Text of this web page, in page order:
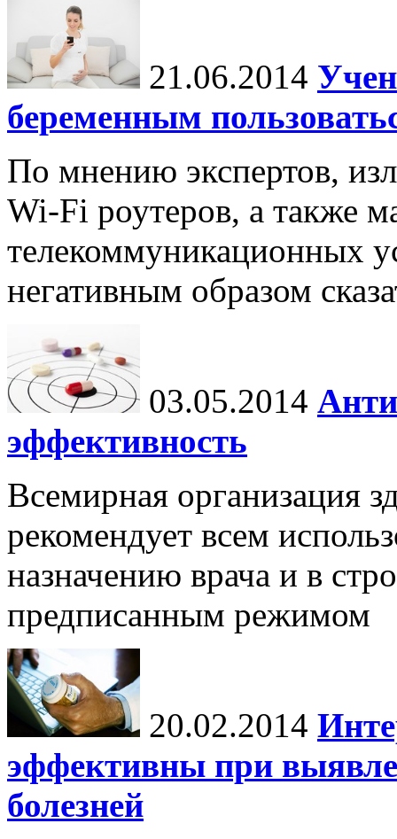
21.06.2014
беременным
По мнению экспертов,
Wi-Fi роутеров, а также
телекоммуникационных
негативным образом
03.05.2014
эффективность
Всемирная организация
рекомендует всем
назначению врача и в
предписанным режимом
20.02.2014
эффективны при
болезней